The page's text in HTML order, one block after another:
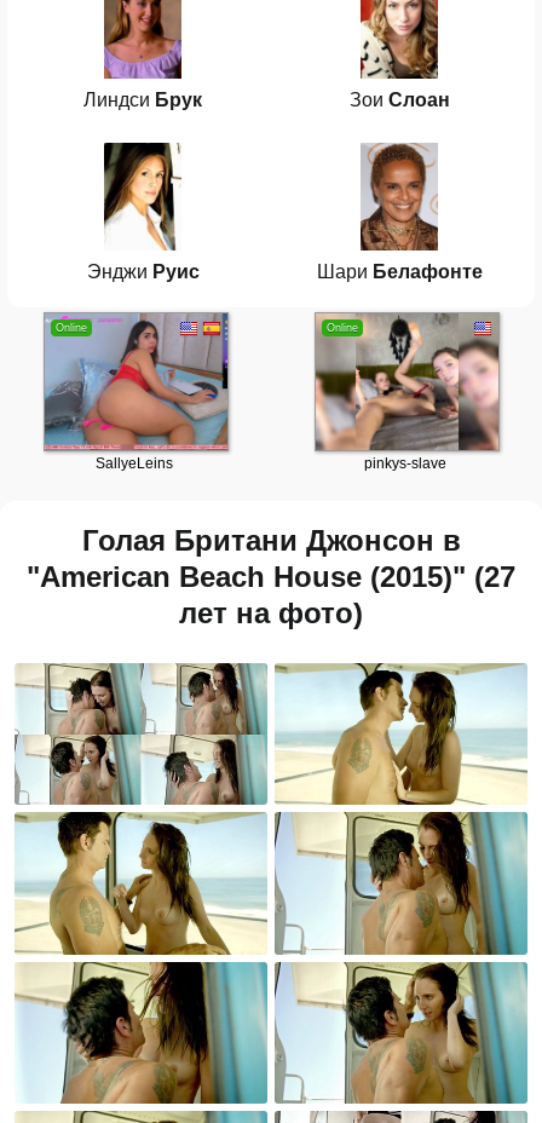
Линдси Брук Зои Слоан
Энджи Руис Шари Белафонте
Голая Британи Джонсон в
"American Beach House (2015)" (27
лет на фото)